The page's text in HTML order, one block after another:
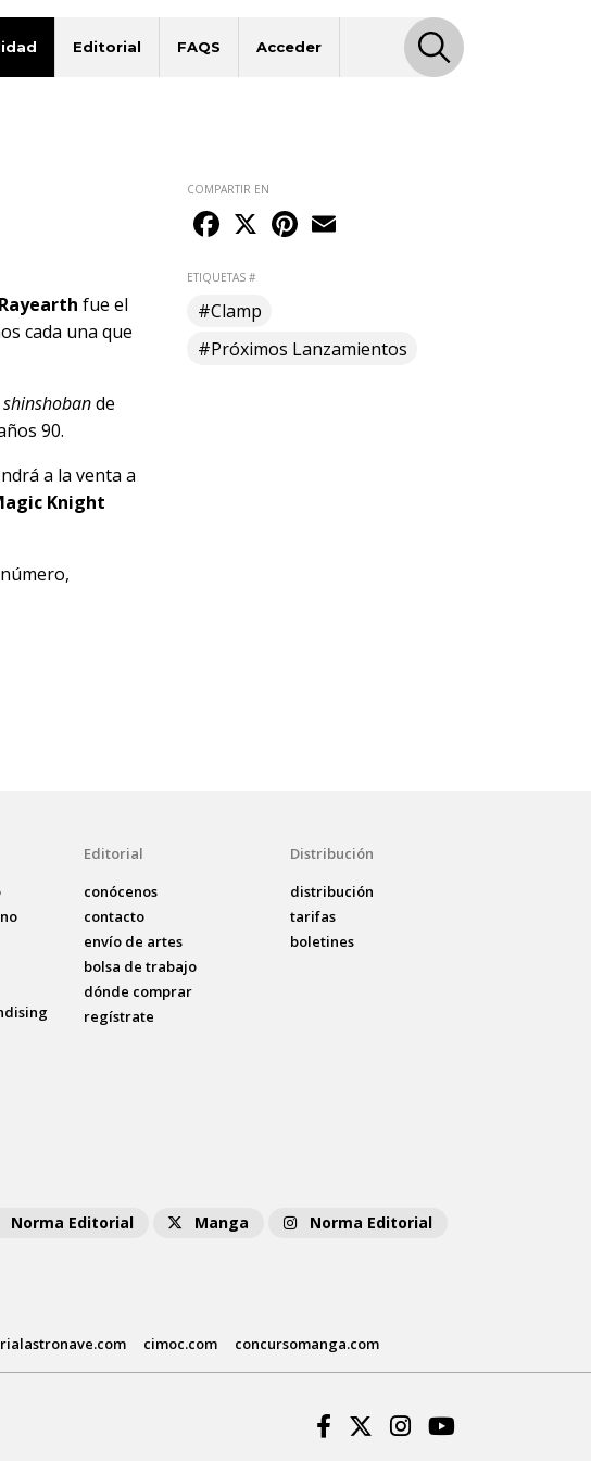
Editorial FAQS Acceder
fue el
cada una que
shinshobande
90.
a la venta a
Knight
COMPARTIR EN
Facebook
X Pinterest
ETIQUETAS #
#Clamp
#Próximos Lanzamientos
Editorial
conócenos
contacto
envío de artes
bolsa de trabajo
dónde comprar
regístrate
Distribución
distribución
tarifas
boletines
Norma Editorial Manga
Norma Editorial
cimoc.com concursomanga.com
Facebook
Twitter
Instagram
Youtube